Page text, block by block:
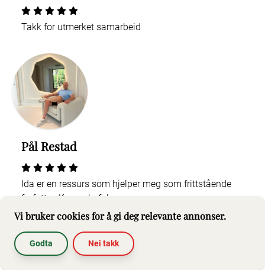
Takk for utmerket samarbeid
Pål Restad
Ida er en ressurs som hjelper meg som frittstående
forfatter. Kan anbefales.
Vi bruker cookies for å gi deg relevante annonser.
Godta Nei takk